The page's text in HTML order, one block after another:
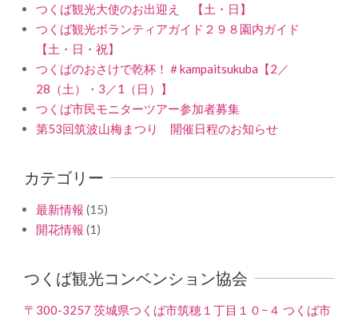
つくば観光大使のお出迎え 【土・日】
つくば観光ボランティアガイド２９８園内ガイド
【土・日・祝】
つくばのおさけで乾杯！＃kampaitsukuba【2／
28（土）・3／1（日）】
つくば市民モニターツアー参加者募集
第53回筑波山梅まつり 開催日程のお知らせ
カテゴリー
最新情報 (15)
開花情報 (1)
つくば観光コンベンション協会
〒300-3257 茨城県つくば市筑穂１丁目１０−４ つくば市